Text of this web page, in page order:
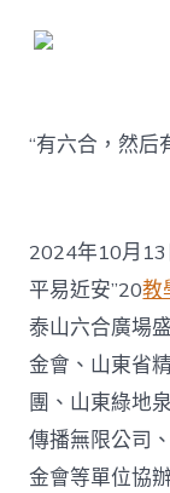
“有六合，然后
2024年10月
平易近安”20教
泰山六合廣場
金會、山東省
團、山東綠地
傳播無限公司
金會等單位協